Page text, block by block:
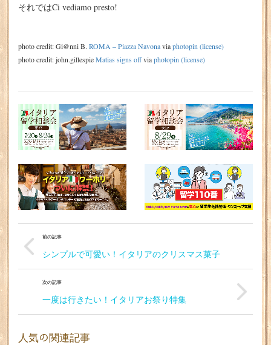
それではCi vediamo presto!
photo credit: Gi@nni B. ROMA – Piazza Navonaviaphotopin (license)
photo credit: john.gillespieMatias signs offviaphotopin (license)
前の記事
シンプルで可愛い！イタリアのクリスマス菓子
次の記事
一度は行きたい！イタリアお祭り特集
人気の関連記事